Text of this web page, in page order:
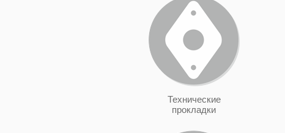
Технические
прокладки